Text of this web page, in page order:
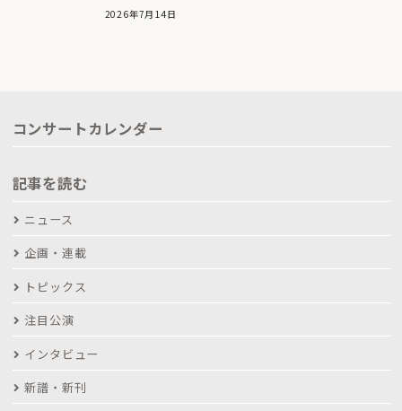
2026年7月14日
コンサートカレンダー
記事を読む
ニュース
企画・連載
トピックス
注目公演
インタビュー
新譜・新刊